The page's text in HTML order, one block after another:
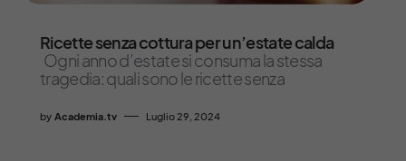
Ricette senza cottura per un’estate calda
Ogni anno d’estate si consuma la stessa
tragedia: quali sono le ricette senza
by Academia.tv Luglio 29, 2024